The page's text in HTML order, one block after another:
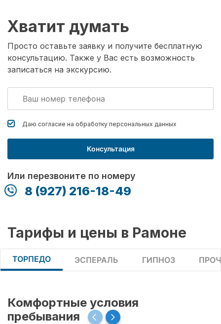
Хватит думать
Просто оставьте заявку и получите бесплатную
консультацию. Также у Вас есть возможность
записаться на экскурсию.
Даю согласие на обработку персональных данных
Консультация
Или перезвоните по номеру
8 (927) 216-18-49
Тарифы и цены в Рамоне
ТОРПЕДО ЭСПЕРАЛЬ ГИПНОЗ
Комфортные условия
пребывания